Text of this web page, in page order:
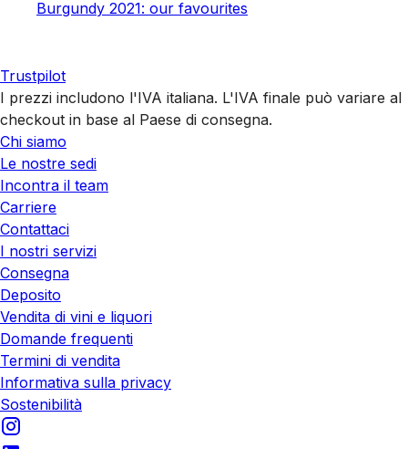
Burgundy 2021: our favourites
Trustpilot
I prezzi includono l'IVA italiana. L'IVA finale può variare al
checkout in base al Paese di consegna.
Chi siamo
Le nostre sedi
Incontra il team
Carriere
Contattaci
I nostri servizi
Consegna
Deposito
Vendita di vini e liquori
Domande frequenti
Termini di vendita
Informativa sulla privacy
Sostenibilità